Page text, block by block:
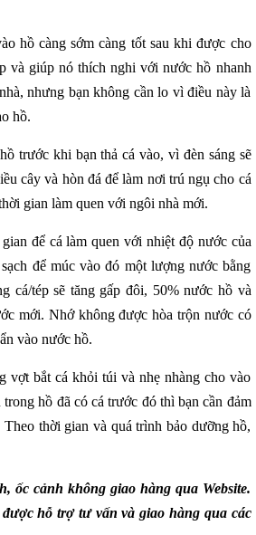
hồ càng sớm càng tốt sau khi được cho
và giúp nó thích nghi với nước hồ nhanh
nhưng bạn không cần lo vì điều này là
hồ.
trước khi bạn thả cá vào, vì đèn sáng sẽ
cây và hòn đá để làm nơi trú ngụ cho cá
gian làm quen với ngôi nhà mới.
để cá làm quen với nhiệt độ nước của
để múc vào đó một lượng nước bằng
cá/tép sẽ tăng gấp đôi, 50% nước hồ và
mới. Nhớ không được hòa trộn nước có
vào nước hồ.
vợt bắt cá khỏi túi và nhẹ nhàng cho vào
hồ đã có cá trước đó thì bạn cần đảm
thời gian và quá trình bảo dưỡng hồ,
ốc cảnh không giao hàng qua Website.
được hỗ trợ tư vấn và giao hàng qua các